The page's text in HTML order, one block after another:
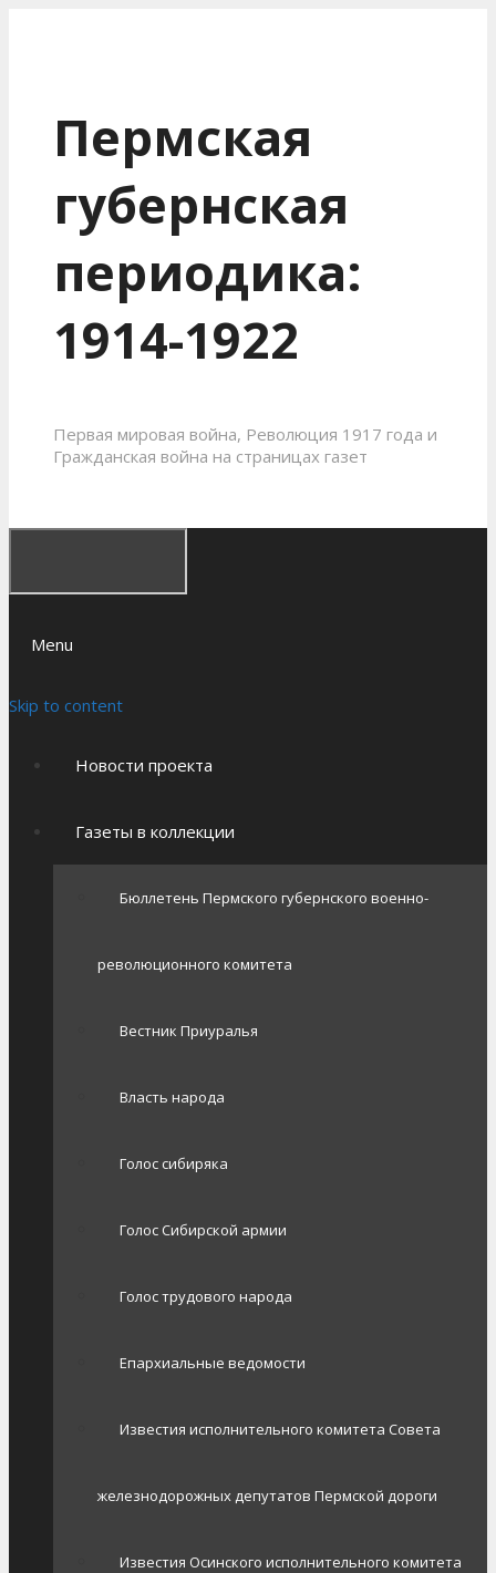
Пермская
губернская
периодика:
1914-1922
Первая мировая война, Революция 1917 года и
Гражданская война на страницах газет
Menu
Skip to content
Новости проекта
Газеты в коллекции
Бюллетень Пермского губернского военно-
революционного комитета
Вестник Приуралья
Власть народа
Голос сибиряка
Голос Сибирской армии
Голос трудового народа
Епархиальные ведомости
Известия исполнительного комитета Совета
железнодорожных депутатов Пермской дороги
Известия Осинского исполнительного комитета